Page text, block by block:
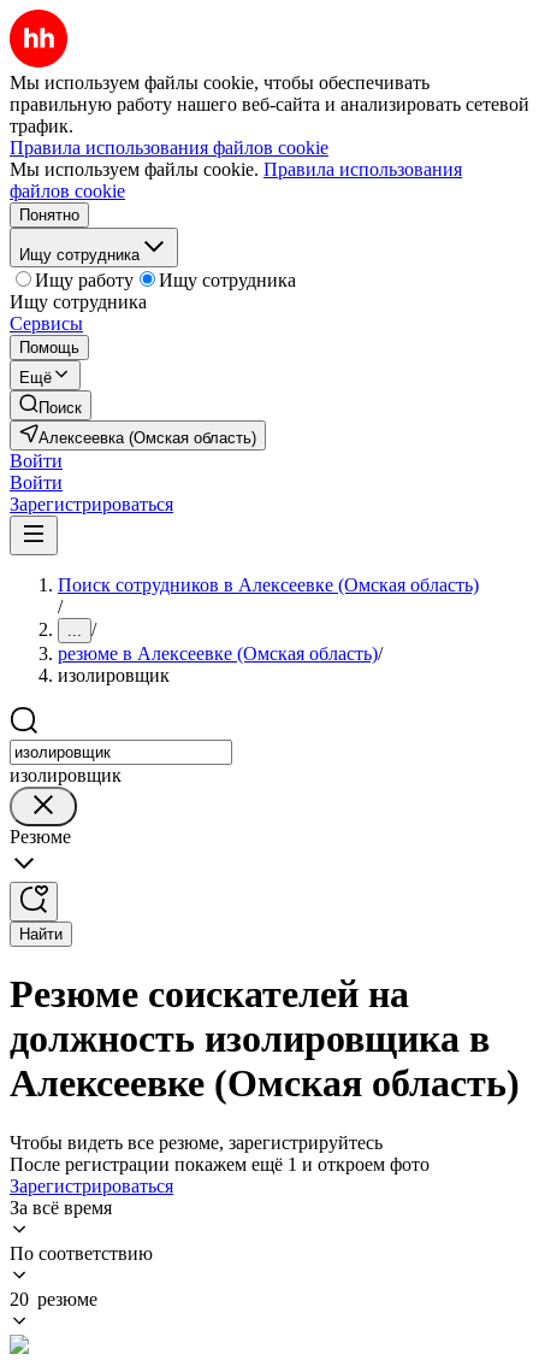
Мы используем файлы cookie, чтобы обеспечивать
правильную работу нашего веб-сайта и анализировать сетевой
трафик.
Правила использования файлов cookie
Мы используем файлы cookie. Правила использования
файлов cookie
Понятно
Ищу сотрудника
Ищу работу
Ищу сотрудника
Ищу сотрудника
Сервисы
Помощь
Ещё
Поиск
Алексеевка (Омская область)
Войти
Войти
Зарегистрироваться
Поиск сотрудников в Алексеевке (Омская область)
/
... /
резюме в Алексеевке (Омская область)/
изолировщик
изолировщик
Резюме
Найти
Резюме соискателей на
должность изолировщика в
Алексеевке (Омская область)
Чтобы видеть все резюме, зарегистрируйтесь
После регистрации покажем ещё 1 и откроем фото
Зарегистрироваться
За всё время
По соответствию
20 резюме